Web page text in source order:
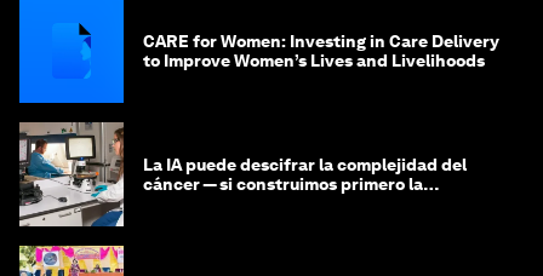
CARE for Women: Investing in Care Delivery
to Improve Women’s Lives and Livelihoods
La IA puede descifrar la complejidad del
cáncer — si construimos primero la